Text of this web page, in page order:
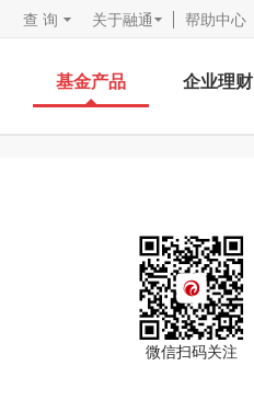
查 询 关于融通 帮助中心
基金产品 企业理财
微信扫码关注